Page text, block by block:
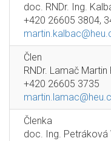
doc. RNDr. Ing.
+420 26605 3804,
Člen
RNDr. Lamač Martin
+420 26605 3735
Členka
doc. Ing. Petráková